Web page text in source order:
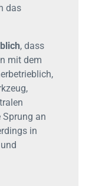
das
, dass
mit dem
Sprung an
in